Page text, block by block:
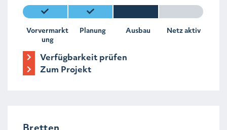
Vorvermarkt
ung
Planung Ausbau Netz aktiv
Verfügbarkeit prüfen
Zum Projekt
Bretten